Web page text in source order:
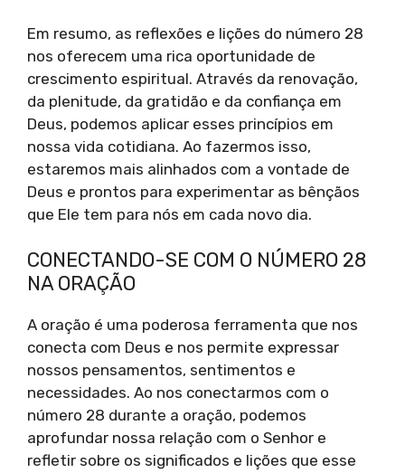
Em resumo, as reflexões e lições do número 28
nos oferecem uma rica oportunidade de
crescimento espiritual. Através da renovação,
da plenitude, da gratidão e da confiança em
Deus, podemos aplicar esses princípios em
nossa vida cotidiana. Ao fazermos isso,
estaremos mais alinhados com a vontade de
Deus e prontos para experimentar as bênçãos
que Ele tem para nós em cada novo dia.
CONECTANDO-SE COM O NÚMERO 28
NA ORAÇÃO
A oração é uma poderosa ferramenta que nos
conecta com Deus e nos permite expressar
nossos pensamentos, sentimentos e
necessidades. Ao nos conectarmos com o
número 28 durante a oração, podemos
aprofundar nossa relação com o Senhor e
refletir sobre os significados e lições que esse